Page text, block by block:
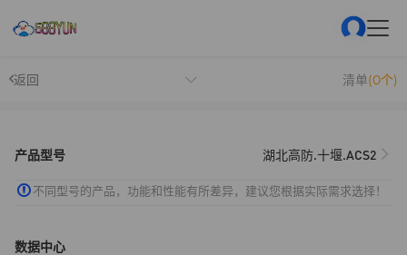
返回 清单(0个)
产品型号 湖北高防.十堰.ACS2
不同型号的产品，功能和性能有所差异，建议您根据实际需求选择！
数据中心